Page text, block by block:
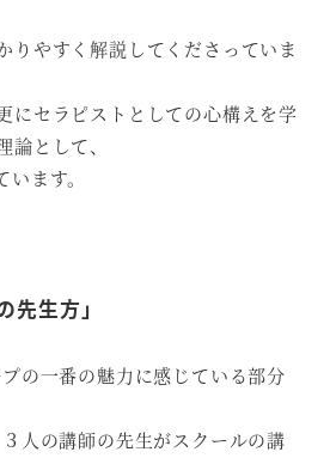
りやすく解説してくださっていま
にセラピストとしての心構えを学
として、
ます。
先生方」
の一番の魅力に感じている部分
人の講師の先生がスクールの講